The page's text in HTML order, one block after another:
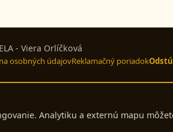
- Viera Orlíčková
osobných údajovReklamačný poriadok
Analytiku a externú mapu